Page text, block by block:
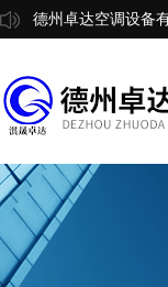
德州卓达空调设备